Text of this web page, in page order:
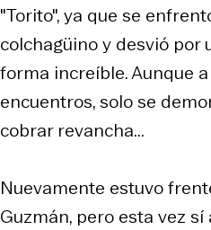
"Torito", ya que se
colchagüino y desvió por
forma increíble. Aunque
encuentros, solo se
cobrar revancha...
Nuevamente estuvo
Guzmán, pero esta vez